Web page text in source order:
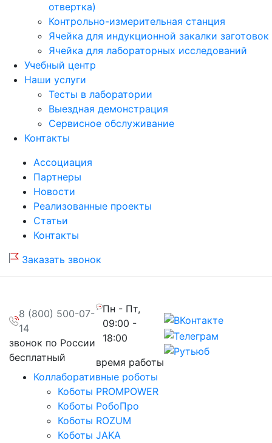
отвертка)
Контрольно-измерительная станция
Ячейка для индукционной закалки заготовок
Ячейка для лабораторных исследований
Учебный центр
Наши услуги
Тесты в лаборатории
Выездная демонстрация
Сервисное обслуживание
Контакты
Ассоциация
Партнеры
Новости
Реализованные проекты
Статьи
Контакты
Заказать звонок
8 (800) 500-07-
14
звонок по России
бесплатный
Пн - Пт,
09:00 -
18:00
время работы
Коллаборативные роботы
Коботы PROMPOWER
Коботы РобоПро
Коботы ROZUM
Коботы JAKA